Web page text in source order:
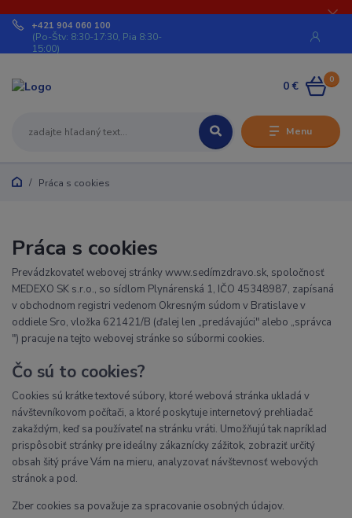
Menu
+421 904 060 100
(Po-Štv: 8:30-17:30, Pia 8:30-
15:00)
0
0 €
Práca s cookies
Práca s cookies
Prevádzkovateľ webovej stránky www.sedímzdravo.sk, spoločnosť
MEDEXO SK s.r.o., so sídlom Plynárenská 1, IČO 45348987, zapísaná
v obchodnom registri vedenom Okresným súdom v Bratislave v
oddiele Sro, vložka 621421/B (ďalej len „predávajúci" alebo „správca
") pracuje na tejto webovej stránke so súbormi cookies.
Čo sú to cookies?
Cookies sú krátke textové súbory, ktoré webová stránka ukladá v
návštevníkovom počítači, a ktoré poskytuje internetový prehliadač
zakaždým, keď sa používateľ na stránku vráti. Umožňujú tak napríklad
prispôsobiť stránky pre ideálny zákaznícky zážitok, zobraziť určitý
obsah šitý práve Vám na mieru, analyzovať návštevnosť webových
stránok a pod.
Zber cookies sa považuje za spracovanie osobných údajov.